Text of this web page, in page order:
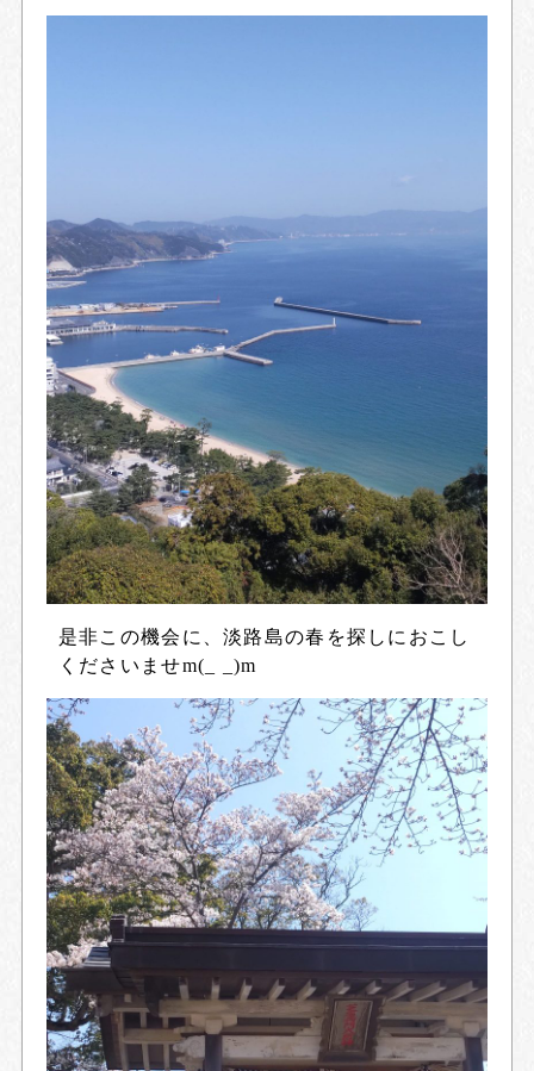
是非この機会に、淡路島の春を探しにおこし
くださいませm(_ _)m